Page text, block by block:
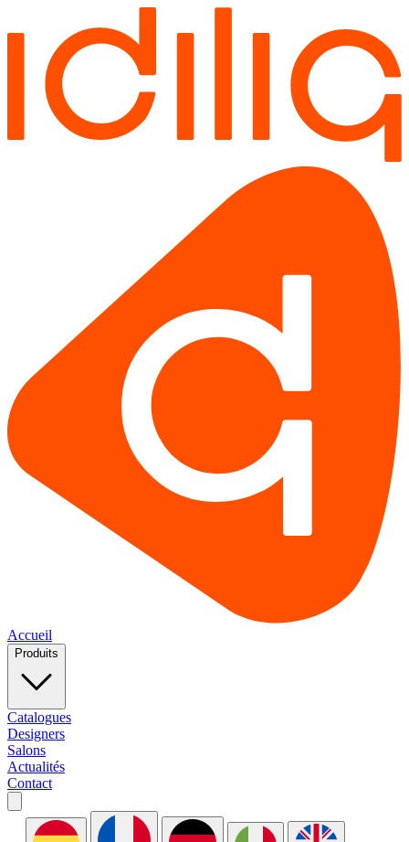
Accueil
Produits
Catalogues
Designers
Salons
Actualités
Contact